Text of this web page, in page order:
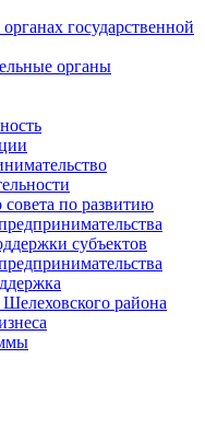
государственной
органы
по развитию
субъектов
района